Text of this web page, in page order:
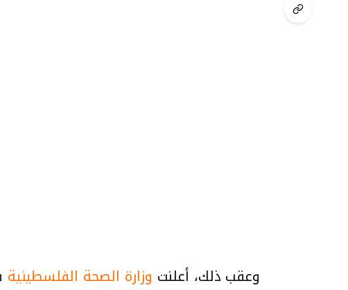
وعقب ذلك، أعلنت وزارة الصحة الفلسطينية